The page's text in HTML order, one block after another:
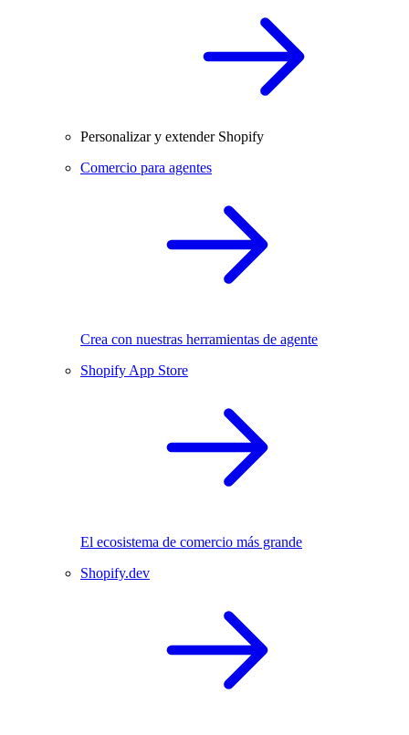
Personalizar y extender Shopify
Comercio para agentes
Crea con nuestras herramientas de agente
Shopify App Store
El ecosistema de comercio más grande
Shopify.dev